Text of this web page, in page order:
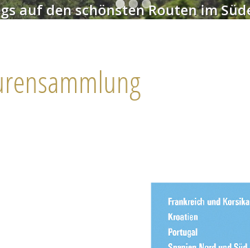
auf den schönsten Routen im